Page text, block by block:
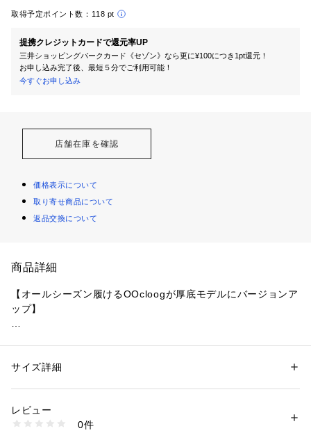
取得予定ポイント数： 118 pt
提携クレジットカードで還元率UP
三井ショッピングパークカード《セゾン》なら更に¥100につき1pt還元！
お申し込み完了後、最短５分でご利用可能！
今すぐお申し込み
店舗在庫を確認
価格表示について
取り寄せ商品について
返品交換について
商品詳細
【オールシーズン履けるOOcloogが厚底モデルにバージョンア
ップ】
●OOfoamが足を包み込むように設計され、足をしっかりと固
るで雲の上を歩いているような感覚をもたらします。
●厚さ約5.0cm(サイズによって変動有り)のミッドソールで足当
性別：メンズ
素材：アッパー：合成ゴム
商品番号：
2001120140261 （ショップ）
サイズ詳細
レビュー
0件